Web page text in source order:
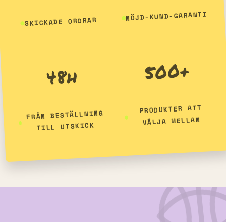
SKICKADE ORDRAR NÖJD-KUND-GARANTI
48h
FRÅN BESTÄLLNING
TILL UTSKICK
500+
PRODUKTER ATT
VÄLJA MELLAN